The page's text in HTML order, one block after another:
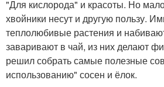
"Для кислорода" и красоты. Но мало
хвойники несут и другую пользу.
теплолюбивые растения и
заваривают в чай, из них делают
решил собрать самые полезные
использованию" сосен и ёлок.